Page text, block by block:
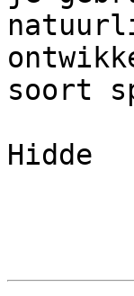
soort
Hidde